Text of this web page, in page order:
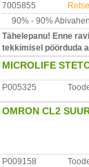
7005855
90% - 90%
Tähelepanu! Enne
tekkimisel pöörduda
MICROLIFE
P005325
OMRON CL2
P009158